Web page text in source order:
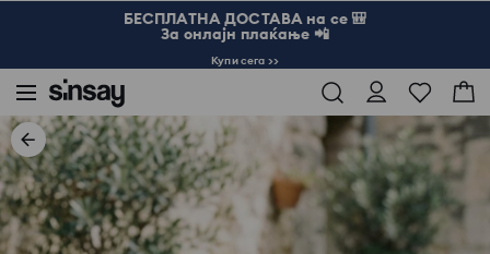
БЕСПЛАТНА ДОСТАВА на се 🎒
За онлајн плаќање 📲
Купи сега >>